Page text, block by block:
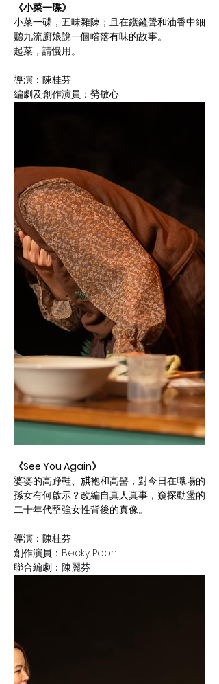
《小菜一碟》
小菜一碟，五味雜陳；且在鑊鏟聲和油香中細
聽九流廚娘說一個㗳落有味的故事。
起菜，請慢用。
導演：陳桂芬
編劇及創作演員：勞敏心
《See You Again》
婆婆的高踭鞋、𣄃袍和高髻，對今日在職場的
孫女有何啟示？改編自真人真事，窺探動盪的
二十年代堅強女性背後的真像。
導演：陳桂芬
創作演員：Becky Poon
聯合編劇：陳麗芬